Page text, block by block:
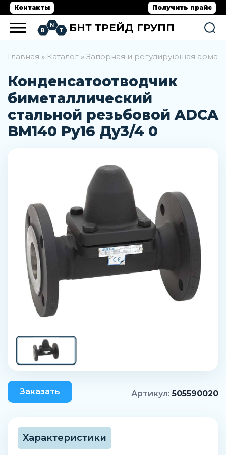
Контакты Получить прайс
БНТ ТРЕЙД ГРУПП
Главная » Каталог » Запорная и регулирующая
Конденсатоотводчик
биметаллический
стальной резьбовой ADCA
BM140 Ру16 Ду3/4 0
Заказать Артикул:505590020
Характеристики